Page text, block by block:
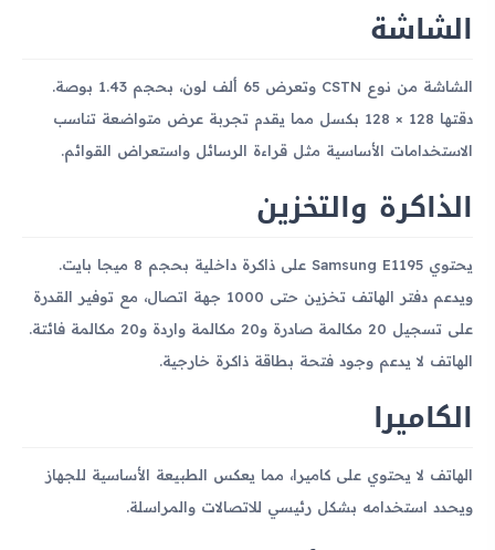
الشاشة
الشاشة من نوع CSTN وتعرض 65 ألف لون، بحجم 1.43 بوصة.
دقتها 128 × 128 بكسل مما يقدم تجربة عرض متواضعة تناسب
الاستخدامات الأساسية مثل قراءة الرسائل واستعراض القوائم.
الذاكرة والتخزين
يحتوي Samsung E1195 على ذاكرة داخلية بحجم 8 ميجا بايت.
ويدعم دفتر الهاتف تخزين حتى 1000 جهة اتصال، مع توفير القدرة
على تسجيل 20 مكالمة صادرة و20 مكالمة واردة و20 مكالمة فائتة.
الهاتف لا يدعم وجود فتحة بطاقة ذاكرة خارجية.
الكاميرا
الهاتف لا يحتوي على كاميرا، مما يعكس الطبيعة الأساسية للجهاز
ويحدد استخدامه بشكل رئيسي للاتصالات والمراسلة.